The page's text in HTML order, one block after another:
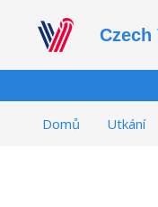
Domů Utkání